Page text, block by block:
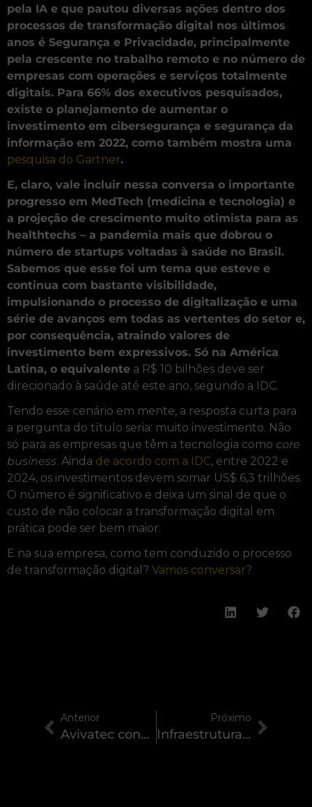
pela IA e que pautou diversas ações dentro dos
processos de transformação digital nos últimos
anos é Segurança e Privacidade, principalmente
pela crescente no trabalho remoto e no número de
empresas com operações e serviços totalmente
digitais. Para 66% dos executivos pesquisados,
existe o planejamento de aumentar o
investimento em cibersegurança e segurança da
informação em 2022, como também mostra uma
pesquisa do Gartner.
E, claro, vale incluir nessa conversa o importante
progresso em MedTech (medicina e tecnologia) e
a projeção de crescimento muito otimista para as
healthtechs – a pandemia mais que dobrou o
número de startups voltadas à saúde no Brasil.
Sabemos que esse foi um tema que esteve e
continua com bastante visibilidade,
impulsionando o processo de digitalização e uma
série de avanços em todas as vertentes do setor e,
por consequência, atraindo valores de
investimento bem expressivos. Só na América
Latina, o equivalente a R$ 10 bilhões deve ser
direcionado à saúde até este ano, segundo a IDC.
Tendo esse cenário em mente, a resposta curta para
a pergunta do título seria: muito investimento. Não
só para as empresas que têm a tecnologia como core
business. Ainda de acordo com a IDC, entre 2022 e
2024, os investimentos devem somar US$ 6,3 trilhões.
O número é significativo e deixa um sinal de que o
custo de não colocar a transformação digital em
prática pode ser bem maior.
E na sua empresa, como tem conduzido o processo
de transformação digital? Vamos conversar?
Anterior
Avivatec conquista a ISO 27001 e ISO 27701
Próximo
Infraestrutura de TI: um guia para torná-la mais estratégica